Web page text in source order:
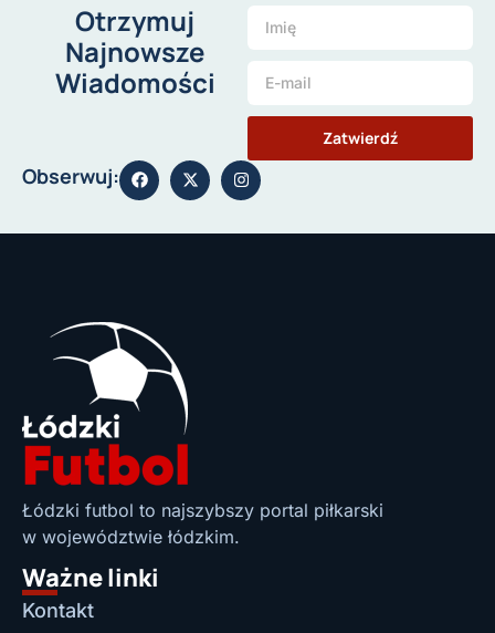
Otrzymuj
Najnowsze
Wiadomości
Zatwierdź
Obserwuj:
Łódzki futbol to najszybszy portal piłkarski
w województwie łódzkim.
Ważne linki
Kontakt